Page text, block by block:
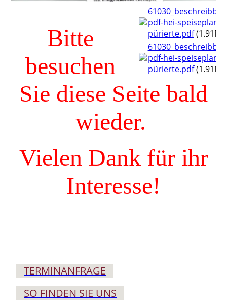
pdf-hei-speiseplan-
pürierte.pdf
pdf-hei-speiseplan-
pürierte.pdf
Bitte
besuchen
Sie diese Seite bald
wieder.
Vielen Dank für ihr
Interesse!
TERMIN­ANFRAGE
SO FINDEN SIE UNS